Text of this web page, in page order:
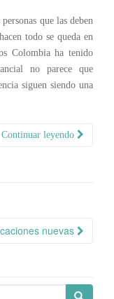
que las deben
todo se queda en
Colombia ha tenido
no parece que
siguen siendo una
Continuar leyendo
nuevas